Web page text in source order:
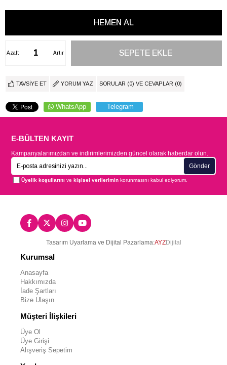
Artır
Azalt
TAVSIYE ET YORUM YAZ SORULAR (0) VE CEVAPLAR (0)
WhatsApp Telegram
E-BÜLTEN KAYIT
Kampanyalarımızdan ve indirimlerimizden güncel olarak haberdar olun.
Gönder
Üyelik koşullarını vekişisel verilerimin korunmasını kabul ediyorum.
Tasarım Uyarlama ve Dijital Pazarlama:AYZDijital
Kurumsal
Anasayfa
Hakkımızda
İade Şartları
Bize Ulaşın
Müşteri İlişkileri
Üye Ol
Üye Girişi
Alışveriş Sepetim